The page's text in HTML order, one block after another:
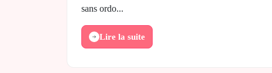
sans ordo...
Lire la suite